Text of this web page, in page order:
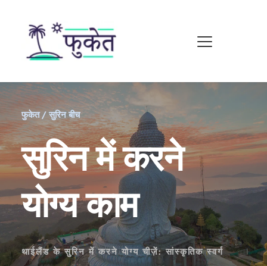
फुकेत / सुरिन बीच
सुरिन में करने
योग्य काम
थाईलैंड के सुरिन में करने योग्य चीज़ें: सांस्कृतिक स्वर्ग